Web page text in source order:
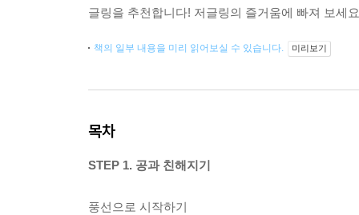
글링을 추천합니다! 저글링의 즐거움에 빠져 보세
책의 일부 내용을 미리 읽어보실 수 있습니다. 미리보기
목차
STEP 1. 공과 친해지기
풍선으로 시작하기